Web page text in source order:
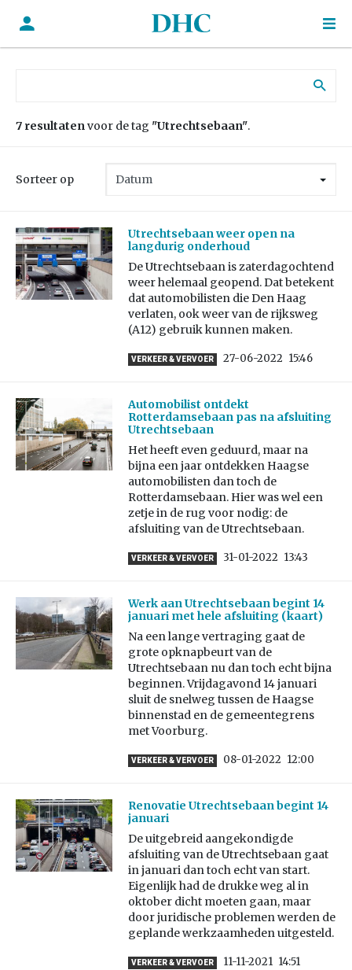
7 resultatenvoor de tag "Utrechtsebaan".
Sorteer op
Utrechtsebaan weer open na
langdurig onderhoud
De Utrechtsebaan is zaterdagochtend
weer helemaal geopend. Dat betekent
dat automobilisten die Den Haag
verlaten, ook weer van de rijksweg
(A12) gebruik kunnen maken.
VERKEER & VERVOER 27-06-2022 15:46
Automobilist ontdekt
Rotterdamsebaan pas na afsluiting
Utrechtsebaan
Het heeft even geduurd, maar na
bijna een jaar ontdekken Haagse
automobilisten dan toch de
Rotterdamsebaan. Hier was wel een
zetje in de rug voor nodig: de
afsluiting van de Utrechtsebaan.
VERKEER & VERVOER 31-01-2022 13:43
Werk aan Utrechtsebaan begint 14
januari met hele afsluiting (kaart)
Na een lange vertraging gaat de
grote opknapbeurt van de
Utrechtsebaan nu dan toch echt bijna
beginnen. Vrijdagavond 14 januari
sluit de snelweg tussen de Haagse
binnenstad en de gemeentegrens
met Voorburg.
VERKEER & VERVOER 08-01-2022 12:00
Renovatie Utrechtsebaan begint 14
januari
De uitgebreid aangekondigde
afsluiting van de Utrechtsebaan gaat
in januari dan toch echt van start.
Eigenlijk had de drukke weg al in
oktober dicht moeten gaan, maar
door juridische problemen werden de
geplande werkzaamheden uitgesteld.
VERKEER & VERVOER 11-11-2021 14:51